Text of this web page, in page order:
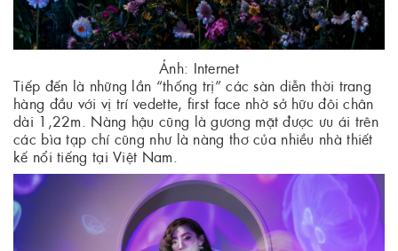
Ảnh: Internet
Tiếp đến là những lần “thống trị” các sàn diễn thời trang
hàng đầu với vị trí vedette, first face nhờ sở hữu đôi chân
dài 1,22m. Nàng hậu cũng là gương mặt được ưu ái trên
các bìa tạp chí cũng như là nàng thơ của nhiều nhà thiết
kế nổi tiếng tại Việt Nam.